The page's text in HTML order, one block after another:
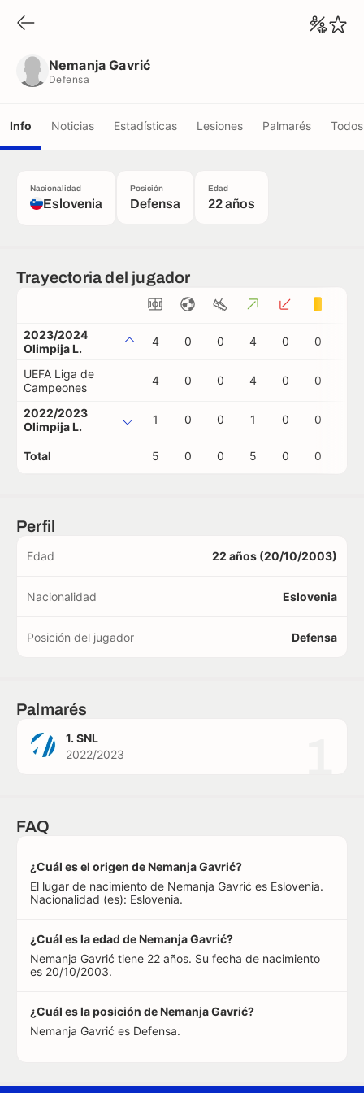
Nemanja Gavrić
Defensa
Info Noticias Estadísticas Lesiones Palmarés
Nacionalidad
Eslovenia
Posición
Defensa
Edad
22 años
Trayectoria del jugador
2023/2024
Olimpija L.
4 0 0 4 0 0
UEFA Liga de
Campeones
4 0 0 4 0 0
2022/2023
Olimpija L.
1 0 0 1 0 0
Total 5 0 0 5 0 0
Perfil
Edad 22 años (20/10/2003)
Nacionalidad Eslovenia
Posición del jugador Defensa
Palmarés
1. SNL
2022/2023
FAQ
¿Cuál es el origen de Nemanja Gavrić?
El lugar de nacimiento de Nemanja Gavrić es Eslovenia.
Nacionalidad (es): Eslovenia.
¿Cuál es la edad de Nemanja Gavrić?
Nemanja Gavrić tiene 22 años. Su fecha de nacimiento
es 20/10/2003.
¿Cuál es la posición de Nemanja Gavrić?
Nemanja Gavrić es Defensa.